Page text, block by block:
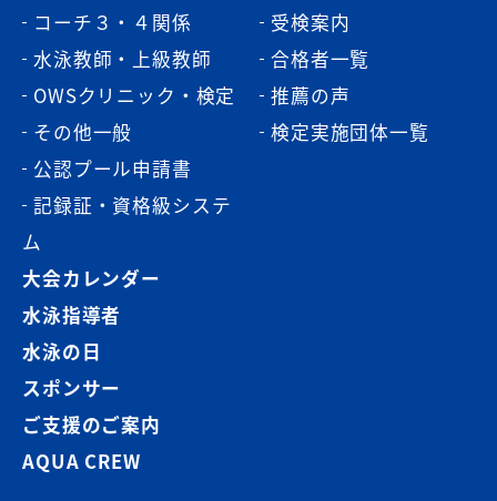
コーチ３・４関係
水泳教師・上級教師
OWSクリニック・検定
その他一般
公認プール申請書
記録証・資格級システ
ム
受検案内
合格者一覧
推薦の声
検定実施団体一覧
大会カレンダー
水泳指導者
水泳の日
スポンサー
ご支援のご案内
AQUA CREW